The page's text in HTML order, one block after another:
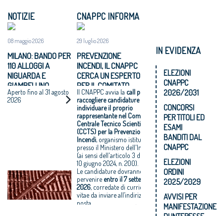
NOTIZIE
08 maggio 2026
MILANO: BANDO PER
110 ALLOGGI A
NIGUARDA E
GIAMBELLINO
Aperto fino al 31 agosto
2026
CNAPPC INFORMA
29 luglio 2026
PREVENZIONE
INCENDI, IL CNAPPC
CERCA UN ESPERTO
PER IL COMITATO
CENTRALE TECNICO
SCIENTIFICO
Il CNAPPC avvia la call per
raccogliere candidature per
individuare il proprio
rappresentante nel Comitato
Centrale Tecnico Scientifico
(CCTS) per la Prevenzione
Incendi, organismo istituito
presso il Ministero dell'Interno
(ai sensi dell'articolo 3 del D.P.R.
10 giugno 2024, n. 200).
Le candidature dovranno
pervenire entro il7 settembre
2026, corredate di curriculum
vitae da inviare all’indirizzo di
posta
direzione@cnappc.it
IN EVIDENZA
ELEZIONI
CNAPPC
2026/2031
CONCORSI
PER TITOLI ED
ESAMI
BANDITI DAL
CNAPPC
ELEZIONI
ORDINI
2025/2029
AVVISI PER
MANIFESTAZIONE